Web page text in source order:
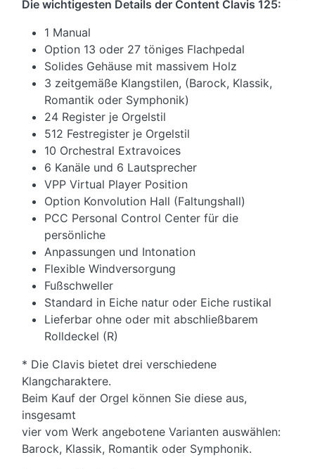
Die wichtigesten Details der Content Clavis 125:
1 Manual
Option 13 oder 27 töniges Flachpedal
Solides Gehäuse mit massivem Holz
3 zeitgemäße Klangstilen, (Barock, Klassik,
Romantik oder Symphonik)
24 Register je Orgelstil
512 Festregister je Orgelstil
10 Orchestral Extravoices
6 Kanäle und 6 Lautsprecher
VPP Virtual Player Position
Option Konvolution Hall (Faltungshall)
PCC Personal Control Center für die
persönliche
Anpassungen und Intonation
Flexible Windversorgung
Fußschweller
Standard in Eiche natur oder Eiche rustikal
Lieferbar ohne oder mit abschließbarem
Rolldeckel (R)
* Die Clavis bietet drei verschiedene
Klangcharaktere.
Beim Kauf der Orgel können Sie diese aus,
insgesamt
vier vom Werk angebotene Varianten auswählen:
Barock, Klassik, Romantik oder Symphonik.